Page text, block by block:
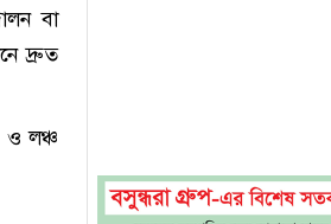
বা
দ্রুত
ও লঞ্চ